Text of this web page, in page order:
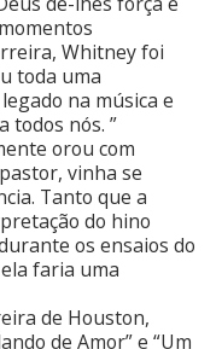
Whitney foi
toda uma
na música e
todos nós. ”
orou com
vinha se
Tanto que a
do hino
os ensaios do
faria uma
de Houston,
de Amor” e “Um